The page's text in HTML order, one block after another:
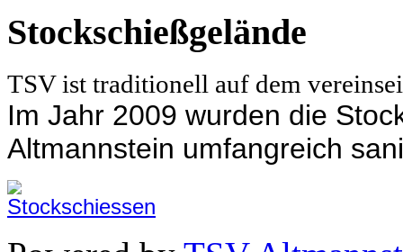
Stockschießgelände
TSV ist traditionell auf dem
Im Jahr 2009 wurden die
Altmannstein umfangreich